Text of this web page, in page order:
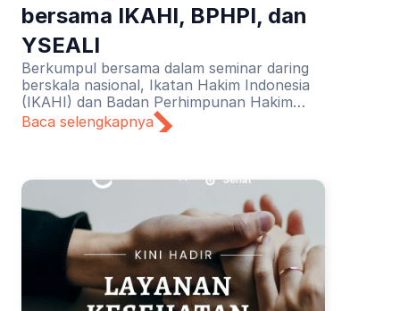
bersama IKAHI, BPHPI, dan
YSEALI
Berkumpul bersama dalam seminar daring
berskala nasional, Ikatan Hakim Indonesia
(IKAHI) dan Badan Perhimpunan Hakim
Perempuan Indonesia (BPHPI) didukung
oleh YSEALI mendiskusikan tajuk “Towards
Baca selengkapnya